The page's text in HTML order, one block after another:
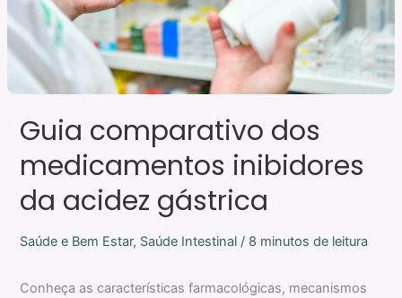
Guia comparativo dos
medicamentos inibidores
da acidez gástrica
Saúde e Bem Estar, Saúde Intestinal / 8 minutos de leitura
Conheça as características farmacológicas, mecanismos